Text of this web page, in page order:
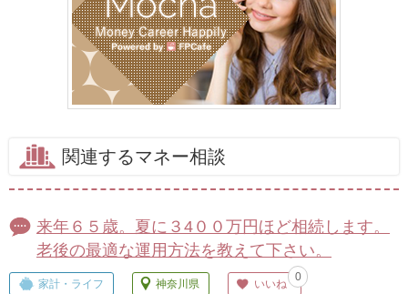
関連するマネー相談
来年６５歳。夏に３4００万円ほど相続します。
老後の最適な運用方法を教えて下さい。
家計・ライフ 神奈川県 いいね
0